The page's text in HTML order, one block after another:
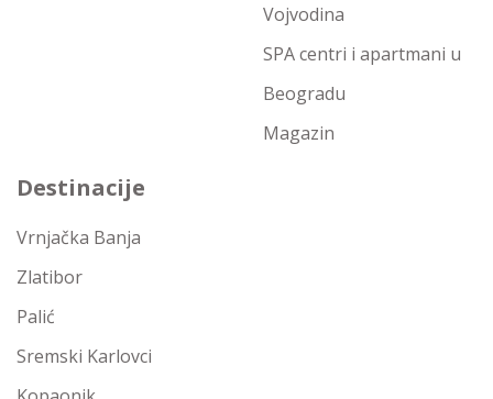
Vojvodina
SPA centri i apartmani u
Beogradu
Magazin
Destinacije
Vrnjačka Banja
Zlatibor
Palić
Sremski Karlovci